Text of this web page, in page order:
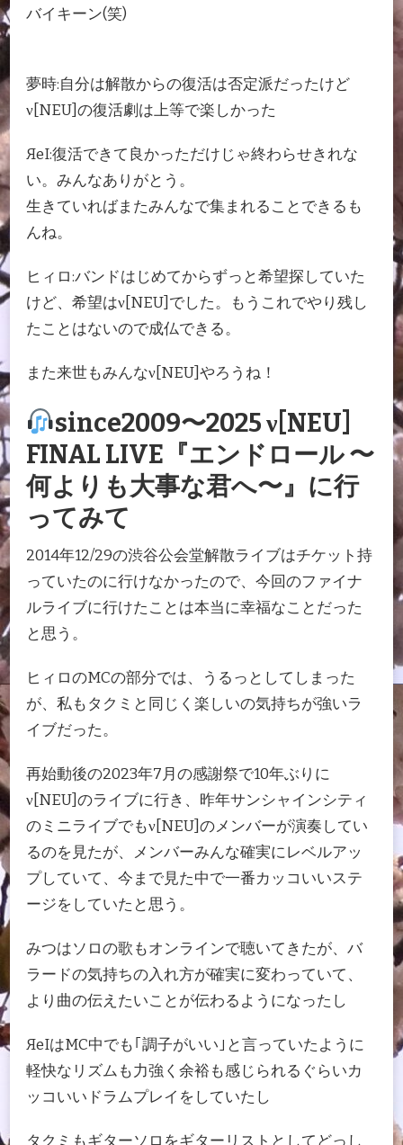
バイキーン(笑)
夢時:自分は解散からの復活は否定派だったけど
ν[NEU]の復活劇は上等で楽しかった
ЯeI:復活できて良かっただけじゃ終わらせきれな
い。みんなありがとう。
生きていればまたみんなで集まれることできるも
んね。
ヒィロ:バンドはじめてからずっと希望探していた
けど、希望はν[NEU]でした。もうこれでやり残し
たことはないので成仏できる。
また来世もみんなν[NEU]やろうね！
since2009〜2025 ν[NEU]
FINAL LIVE『エンドロール 〜
何よりも大事な君へ〜』に行
ってみて
2014年12/29の渋谷公会堂解散ライブはチケット持
っていたのに行けなかったので、今回のファイナ
ルライブに行けたことは本当に幸福なことだった
と思う。
ヒィロのMCの部分では、うるっとしてしまった
が、私もタクミと同じく楽しいの気持ちが強いラ
イブだった。
再始動後の2023年7月の感謝祭で10年ぶりに
ν[NEU]のライブに行き、昨年サンシャインシティ
のミニライブでもν[NEU]のメンバーが演奏してい
るのを見たが、メンバーみんな確実にレベルアッ
プしていて、今まで見た中で一番カッコいいステ
ージをしていたと思う。
みつはソロの歌もオンラインで聴いてきたが、バ
ラードの気持ちの入れ方が確実に変わっていて、
より曲の伝えたいことが伝わるようになったし
ЯeIはMC中でも｢調子がいい｣と言っていたように
軽快なリズムも力強く余裕も感じられるぐらいカ
ッコいいドラムプレイをしていたし
タクミもギターソロをギターリストとしてどっし